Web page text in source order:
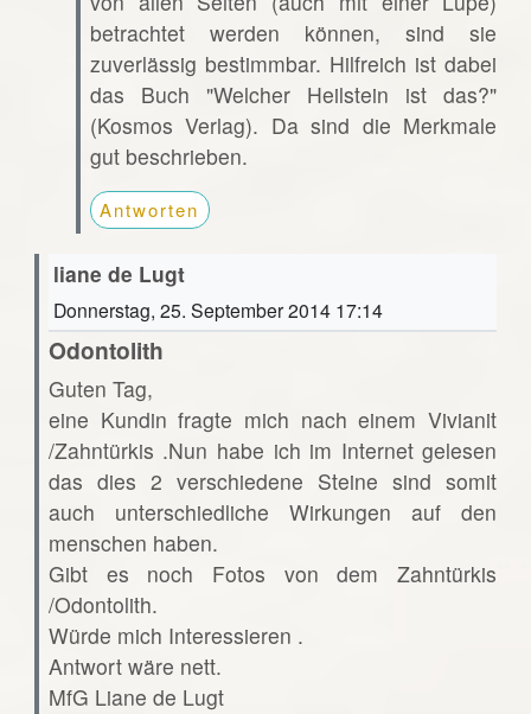
betrachtet werden können, sind sie
zuverlässig bestimmbar. Hilfreich ist dabei
das Buch "Welcher Heilstein ist das?"
(Kosmos Verlag). Da sind die Merkmale
gut beschrieben.
Antworten
liane de Lugt
Donnerstag, 25. September 2014 17:14
Odontolith
Guten Tag,
eine Kundin fragte mich nach einem Vivianit
/Zahntürkis .Nun habe ich im Internet gelesen
das dies 2 verschiedene Steine sind somit
auch unterschiedliche Wirkungen auf den
menschen haben.
Gibt es noch Fotos von dem Zahntürkis
/Odontolith.
Würde mich Interessieren .
Antwort wäre nett.
MfG Liane de Lugt